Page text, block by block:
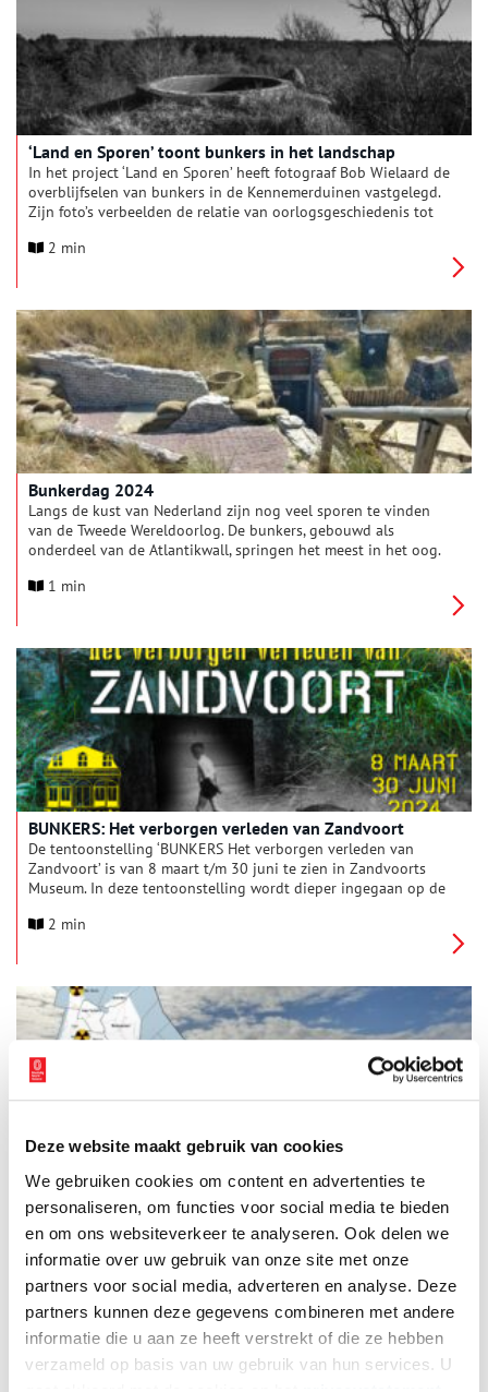
Deze website maakt gebruik van cookies
We gebruiken cookies om content en advertenties te
personaliseren, om functies voor social media te bieden
en om ons websiteverkeer te analyseren. Ook delen we
informatie over uw gebruik van onze site met onze
partners voor social media, adverteren en analyse. Deze
partners kunnen deze gegevens combineren met andere
informatie die u aan ze heeft verstrekt of die ze hebben
verzameld op basis van uw gebruik van hun services. U
‘Land en Sporen’ toont bunkers in het landschap
In het project ‘Land en Sporen’ heeft fotograaf Bob Wielaard de
overblijfselen van bunkers in de Kennemerduinen vastgelegd.
Zijn foto’s verbeelden de relatie van oorlogsgeschiedenis tot
crowdfunding die hij is gestart om de fotoserie te bundelen in
2 min
Bunkerdag 2024
Langs de kust van Nederland zijn nog veel sporen te vinden
van de Tweede Wereldoorlog. De bunkers, gebouwd als
onderdeel van de Atlantikwall, springen het meest in het oog.
bunkers van Zeeland tot de Waddeneilanden samen open voor
1 min
BUNKERS: Het verborgen verleden van Zandvoort
De tentoonstelling ‘BUNKERS Het verborgen verleden van
Zandvoort’ is van 8 maart t/m 30 juni te zien in Zandvoorts
Museum. In deze tentoonstelling wordt dieper ingegaan op de
Zandvoort tijdens de Tweede Wereldoorlog. De tentoonstelling
de bunkers vormen de basis van de tentoonstelling. De
tentoonstelling begint in het heden. Met het betreden van
elke ruimte wordt het verborgen verleden van Zandvoort
onthuld.
2 min
Tijdens de Koude Oorlog heerste een sfeer van onzekerheid. Er
gingen talloze complottheorieën rond, van de moord op John
F. Kennedy tot het in scène zetten van de maanlanding. Maar
bovenal heerste er een groot wantrouwen tegen de
communistische Sovjet-Unie. Uit angst voor een atoomoorlog
werden op verschillende plekken in Noord-Holland geheime
schuilkelders aangelegd voor burgers en overheid.